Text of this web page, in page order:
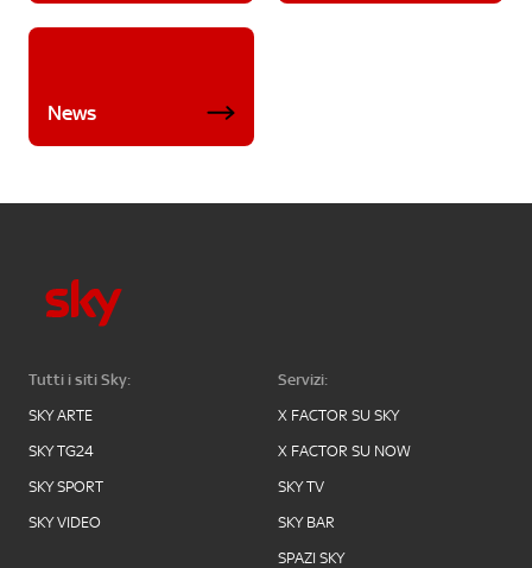
News
Tutti i siti Sky:
SKY ARTE
SKY TG24
SKY SPORT
SKY VIDEO
Servizi:
X FACTOR SU SKY
X FACTOR SU NOW
SKY TV
SKY BAR
SPAZI SKY